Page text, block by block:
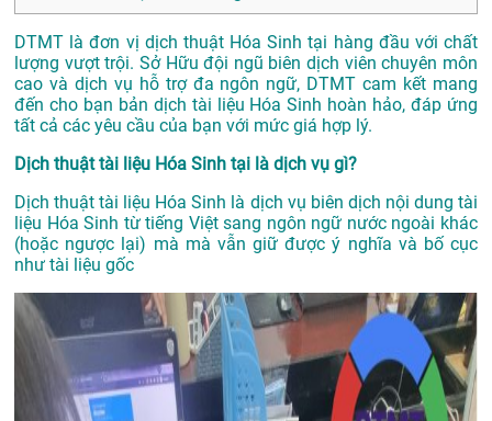
DTMT là đơn vị dịch thuật Hóa Sinh tại hàng đầu với chất
lượng vượt trội. Sở Hữu đội ngũ biên dịch viên chuyên môn
cao và dịch vụ hỗ trợ đa ngôn ngữ, DTMT cam kết mang
đến cho bạn bản dịch tài liệu Hóa Sinh hoàn hảo, đáp ứng
tất cả các yêu cầu của bạn với mức giá hợp lý.
Dịch thuật tài liệu Hóa Sinh tại là dịch vụ gì?
Dịch thuật tài liệu Hóa Sinh là dịch vụ biên dịch nội dung tài
liệu Hóa Sinh từ tiếng Việt sang ngôn ngữ nước ngoài khác
(hoặc ngược lại) mà mà vẫn giữ được ý nghĩa và bố cục
như tài liệu gốc